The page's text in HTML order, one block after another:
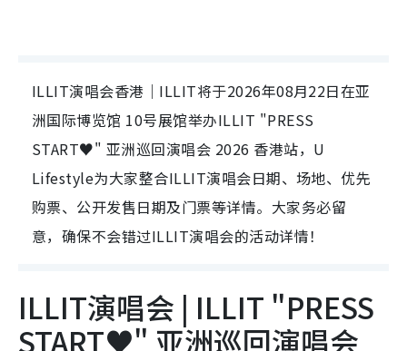
ILLIT演唱会香港｜ILLIT将于2026年08月22日在亚
洲国际博览馆 10号展馆举办ILLIT "PRESS
START♥︎" 亚洲巡回演唱会 2026 香港站，U
Lifestyle为大家整合ILLIT演唱会日期、场地、优先
购票、公开发售日期及门票等详情。大家务必留
意，确保不会错过ILLIT演唱会的活动详情！
ILLIT演唱会 | ILLIT "PRESS
START♥︎" 亚洲巡回演唱会